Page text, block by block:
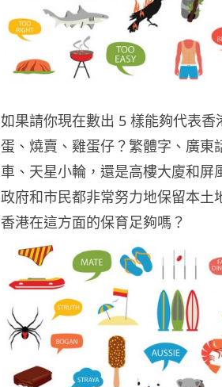
如果請你現在數出 5 樣能夠代表
蛋、燒賣、雞蛋仔？繁體字、廣
車、天星小輪，還是高樓大廈和
政府和市民都非常努力地保留本土
香港在這方面的保育足夠嗎？